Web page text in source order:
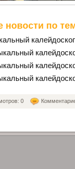
новости по
0